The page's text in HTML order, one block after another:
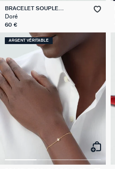
BRACELET SOUPLE
SOLFERINO
Doré
60 €
ARGENT VÉRITABLE